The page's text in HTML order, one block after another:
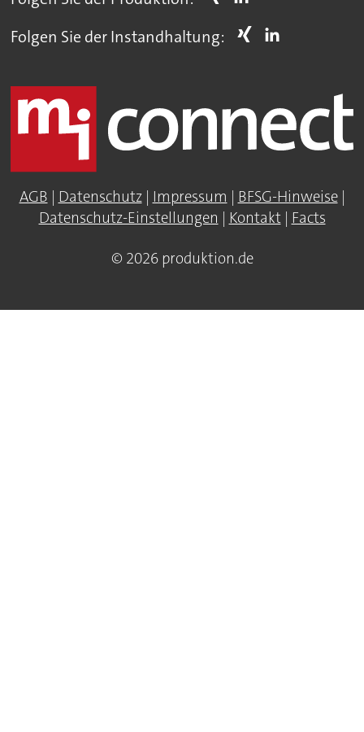
Folgen Sie der Instandhaltung:
AGB | Datenschutz| Impressum | BFSG-Hinweise|
Datenschutz-Einstellungen | Kontakt| Facts
© 2026 produktion.de